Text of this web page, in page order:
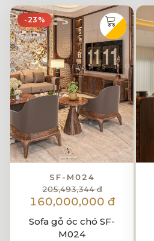
-23%
SF-M024
205,493,344 đ
160,000,000 đ
Sofa gỗ óc chó SF-
M024